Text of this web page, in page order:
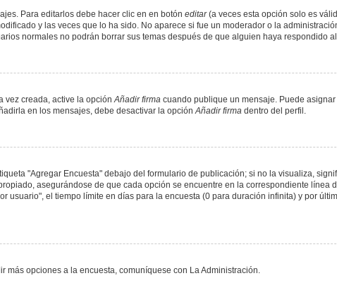
Para editarlos debe hacer clic en en botón editar(a veces esta opción solo es
y las veces que lo ha sido. No aparece si fue un moderador o la
normales no podrán borrar sus temas después de que alguien haya respondido
vez creada, active la opciónAñadir firma cuando publique un mensaje. Puede
en los mensajes, debe desactivar la opciónAñadir firma dentro del perfil.
"Agregar Encuesta" debajo del formulario de publicación; si no la visualiza,
asegurándose de que cada opción se encuentre en la correspondiente línea
el tiempo límite en días para la encuesta (0 para duración infinita) y por
más opciones a la encuesta, comuníquese con La Administración.